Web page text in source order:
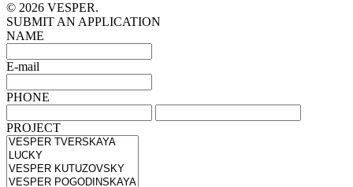
© 2026 VESPER.
SUBMIT AN APPLICATION
NAME
E-mail
PHONE
PROJECT